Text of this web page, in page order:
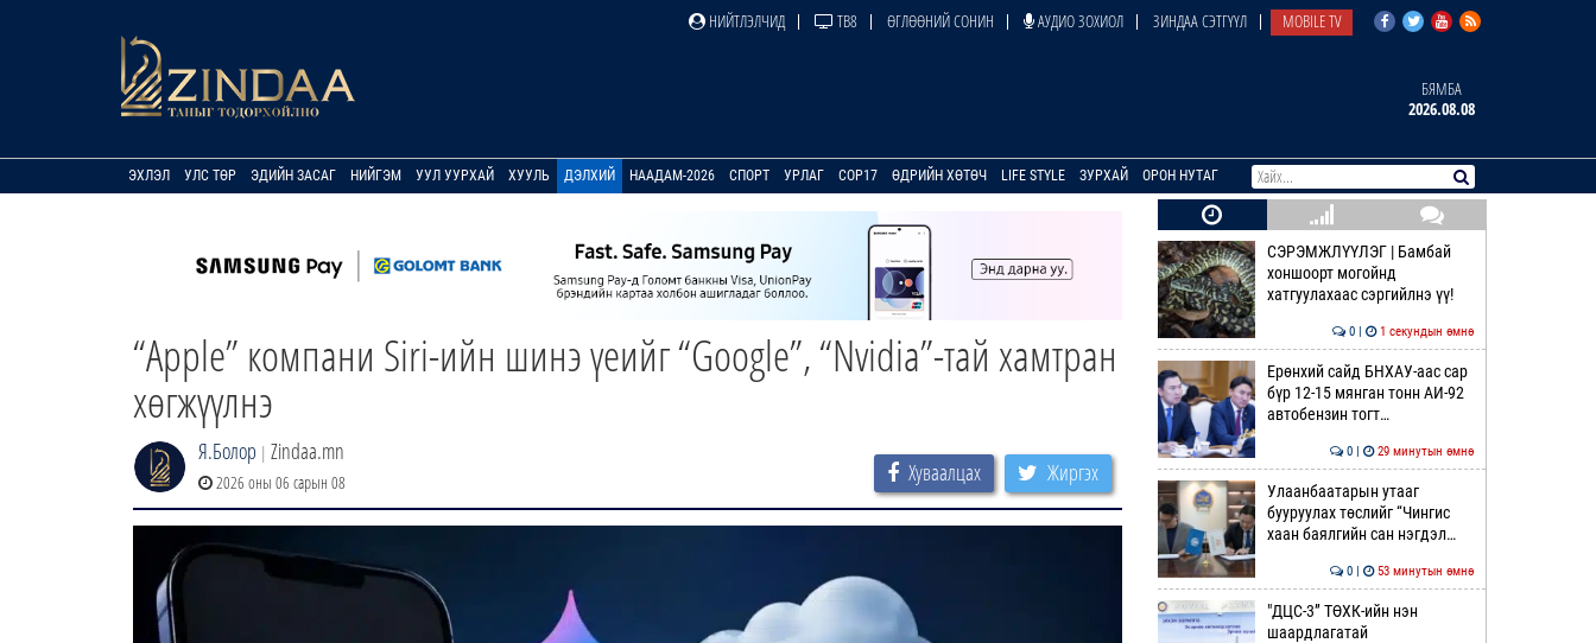
НИЙТЛЭЛЧИД ТВ8 ӨГЛӨӨНИЙ СОНИН АУДИО ЗОХИОЛ ЗИНДАА СЭТГҮҮЛ MOBILE TV
БЯМБА
2026.08.08
ЭХЛЭЛ УЛС ТӨР ЭДИЙН ЗАСАГ НИЙГЭМ УУЛ УУРХАЙ ХУУЛЬ ДЭЛХИЙ НААДАМ-2026 СПОРТ УРЛАГ COP17 ӨДРИЙН ХӨТӨЧ LIFE STYLE ЗУРХАЙ ОРОН НУТАГ
“Apple” компани Siri-ийн шинэ үеийг “Google”, “Nvidia”-тай хамтран
хөгжүүлнэ
Я.Болор | Zindaa.mn
2026 оны 06 сарын 08 Хуваалцах Жиргэх
СЭРЭМЖЛҮҮЛЭГ | Бамбай
хоншоорт могойнд
хатгуулахаас сэргийлнэ үү!
0 | 1 секундын өмнө
Ерөнхий сайд БНХАУ-аас сар
бүр 12-15 мянган тонн АИ-92
автобензин тогт…
0 | 29 минутын өмнө
Улаанбаатарын утааг
бууруулах төслийг “Чингис
хаан баялгийн сан нэгдэл…
0 | 53 минутын өмнө
"ДЦС-3” ТӨХК-ийн нэн
шаардлагатай